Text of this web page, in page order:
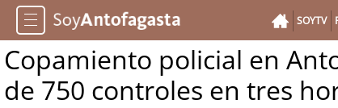
SOYTV
Copamiento policial en
de 750 controles en tres